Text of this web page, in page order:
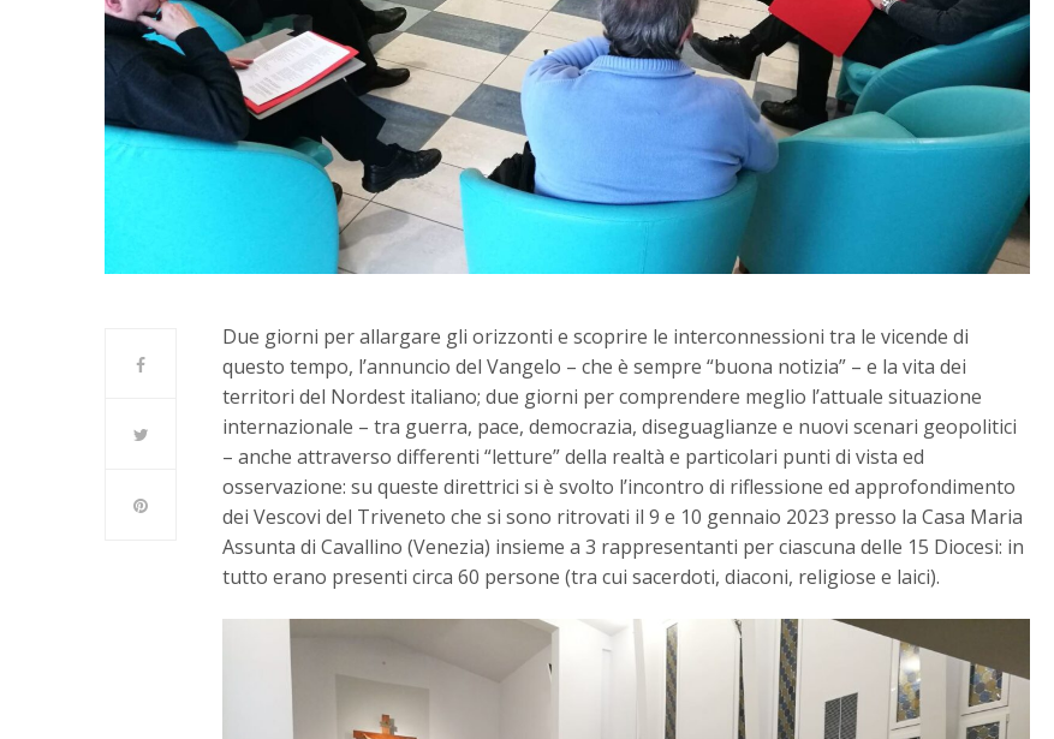
Due giorni per allargare gli orizzonti e scoprire le interconnessioni tra le vicende di
questo tempo, l’annuncio del Vangelo – che è sempre “buona notizia” – e la vita dei
territori del Nordest italiano; due giorni per comprendere meglio l’attuale situazione
internazionale – tra guerra, pace, democrazia, diseguaglianze e nuovi scenari geopolitici
– anche attraverso differenti “letture” della realtà e particolari punti di vista ed
osservazione: su queste direttrici si è svolto l’incontro di riflessione ed approfondimento
dei Vescovi del Triveneto che si sono ritrovati il 9 e 10 gennaio 2023 presso la Casa Maria
Assunta di Cavallino (Venezia) insieme a 3 rappresentanti per ciascuna delle 15 Diocesi: in
tutto erano presenti circa 60 persone (tra cui sacerdoti, diaconi, religiose e laici).